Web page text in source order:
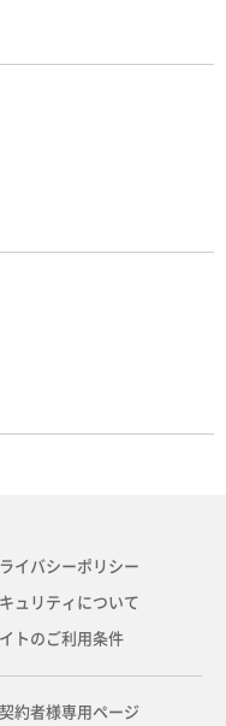
イバシーポリシー
ュリティについて
トのご利用条件
約者様専用ページ